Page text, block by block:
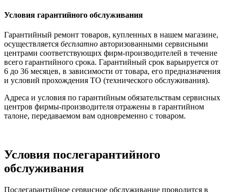
Условия гарантийного обслуживания
Гарантийный ремонт товаров, купленных в нашем магазине,
осуществляется бесплатно авторизованными сервисными
центрами соответствующих фирм-производителей в течение
всего гарантийного срока. Гарантийный срок варьируется от
6 до 36 месяцев, в зависимости от товара, его предназначения
и условий прохождения ТО (технического обслуживания).
Адреса и условия по гарантийным обязательствам сервисных
центров фирмы-производителя отражены в гарантийном
талоне, передаваемом вам одновременно с товаром.
Условия послегарантийного
обслуживания
Послегарантийное сервисное обслуживание проводится в